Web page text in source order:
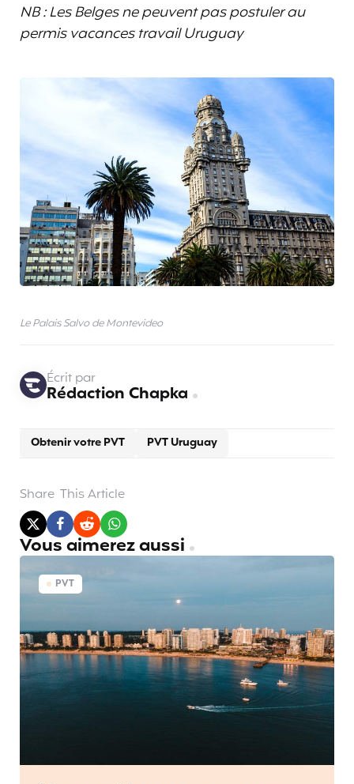
NB : Les Belges ne peuvent pas postuler au
permis vacances travail Uruguay
Le Palais Salvo de Montevideo
Obtenir votre PVT PVT Uruguay
Écrit par
Rédaction Chapka
Share This Article
Vous aimerez aussi
PVT